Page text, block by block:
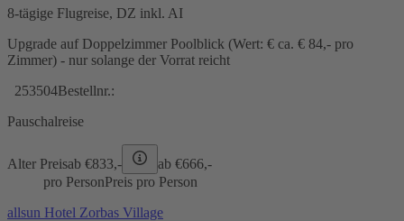
8-tägige Flugreise, DZ inkl. AI
Upgrade auf Doppelzimmer Poolblick (Wert: € ca. € 84,- pro
Zimmer) - nur solange der Vorrat reicht
253504Bestellnr.:
Pauschalreise
Alter Preisab €833,- ab €666,-
pro PersonPreis pro Person
allsun Hotel Zorbas Village